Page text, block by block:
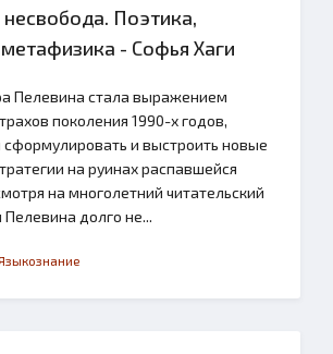
Поэтика,
- Софья Хаги
Пелевина стала выражением
поколения 1990-х годов,
и выстроить новые
на руинах распавшейся
на многолетний читательский
Пелевина долго не...